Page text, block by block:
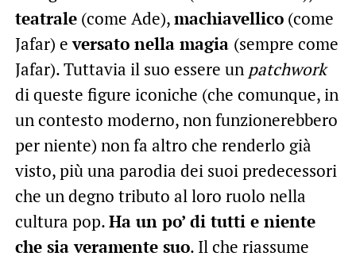
teatrale(come Ade),machiavellico(come
Jafar) eversato nella magia (sempre come
Jafar). Tuttavia il suo essere un patchwork
di queste figure iconiche (che comunque, in
un contesto moderno, non funzionerebbero
per niente) non fa altro che renderlo già
visto, più una parodia dei suoi predecessori
che un degno tributo al loro ruolo nella
cultura pop.Ha un po’ di tutti e niente
che sia veramente suo. Il che riassume